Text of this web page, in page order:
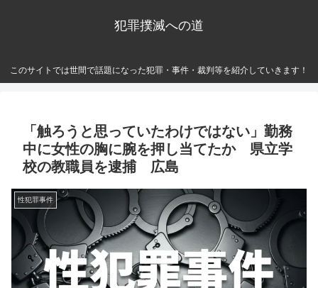
犯罪撲滅への道
このサイトでは世間で話題になった犯罪・事件・裁判等を紹介していきます！
「触ろうと思っていたわけではない」勤務
中に女性の胸に腕を押し当てたか 県立学
校の教職員を逮捕 広島
性犯罪事件